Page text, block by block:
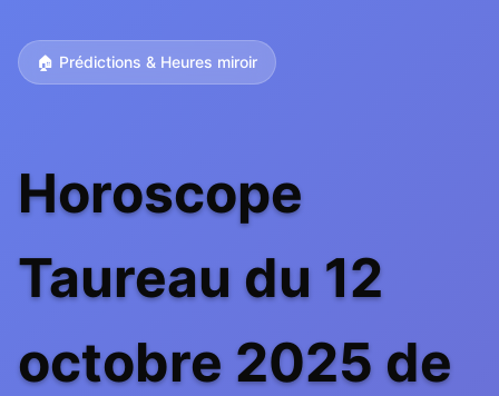
🏠 Prédictions & Heures miroir
Horoscope
Taureau du 12
octobre 2025 de